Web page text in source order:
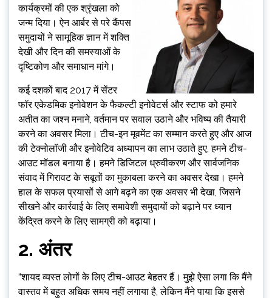
कार्यक्रमों की एक श्रृंखला को
जन्म दिया। ऐन आर्बर से परे कैंपस
समुदायों ने सामूहिक ज्ञान में शक्ति
देखी और दिन की समस्याओं के
दृष्टिकोण और समाधान मांगे।
कई दशकों बाद 2017 में सेंटर
फॉर एकेडमिक इनोवेशन के फैकल्टी इनोवेटर्स और स्टाफ को हमारे
अतीत का जश्न मनाने, वर्तमान पर सवाल उठाने और भविष्य की तैयारी
करने का अवसर मिला। टीच-इन मूवमेंट का सम्मान करते हुए और आज
की टेक्नोलॉजी और इनोवेटिव अध्यापन का लाभ उठाते हुए, हमने टीच-
आउट मॉडल बनाया है। हमने डिजिटल ध्रुवीकरण और सार्वजनिक
संवाद में गिरावट के सबूतों का मुकाबला करने का अवसर देखा। हमने
हाल के सफल प्रयासों से आगे बढ़ने का एक अवसर भी देखा, जिसने
सीखने और कार्रवाई के लिए समावेशी समुदायों को बढ़ाने पर ध्यान
केंद्रित करने के लिए सामग्री को बढ़ाया।
2. अंतर
“शायद व्यस्त लोगों के लिए टीच-आउट बेहतर हैं। मुझे ऐसा लगा कि मैंने
वास्तव में बहुत अधिक समय नहीं लगाया है, लेकिन मैंने पाया कि इससे